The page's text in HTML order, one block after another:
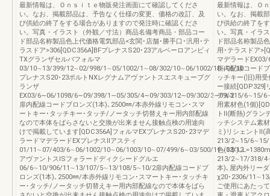
最新情報は、Ｏｎｓｉｔｅ物販発注画面にて確認してくださ
い。なお、掲載部品は、予告なく仕様の変更、価格の改訂、及
び供給の終了をする場合がありますので発注時に確認くださ
い。写真・イラスト（外観／寸法）商品名備考商品・部品コー
ド部品名称製品色上代価格電気部品<玄関･店舗･勝手口･汎用･テ
ラスドア>306[QDC356A]BFプレナスS20･23アルベーロアンビィ
TXグランザセルバフォルマ
03/10∼13/399/12∼02/998/1∼05/1002/1∼08/302/10∼06/1002/10∼06/10
プレナスS20･23ポルトNXレグナムアヴァントスエスキューブグ
ランザ
EX03/6∼06/1098/6∼09/398/1∼05/305/4∼09/303/12∼09/302/3∼09/3
扉内配線コードブロンズ(1本)､2500㎜/本赤外線リモコン･スマ
ートキー･タッチキー･タッチ/ノータッチ切替えキー用内部配線
なので本体をばらさないと交換が出来ません接触点検の用途向
けで掲載しています[QDC356A]フォルマEXプレナスS20･23マデ
ラードマデラードEXプレナスⅡアスティ
01/11∼07/403/6∼06/1002/10∼06/1003/10∼07/499/6∼03/500/11∼03/12
アヴァントスISフォラードディクシードグルエ
06/6∼10/906/11∼13/107/5∼13/108/5∼10/2扉内配線コードブ
ロンズ(1本)､2500㎜/本赤外線リモコン･スマートキー･タッチキ
ー･タッチ/ノータッチ切替えキー用内部配線なので本体をばら
最新情報は、Ｏ
い。なお、掲載
び供給の終了を
い。写真・イラ
ド部品名称製品
用･テラスドア
マデラード
框内配線コード
ッチキー(旧)用
ー接続[QDP329]
デル215/6∼15/
用素材色(1個
トⅡ(断熱)グラ
ッチシステム素
ミ)リシェントⅡ(
213/2∼15/6∼15/
色(1本)､
213/2∼17/318/
本)､屋内外リー
χ20･2306/
ご使用にあたっ